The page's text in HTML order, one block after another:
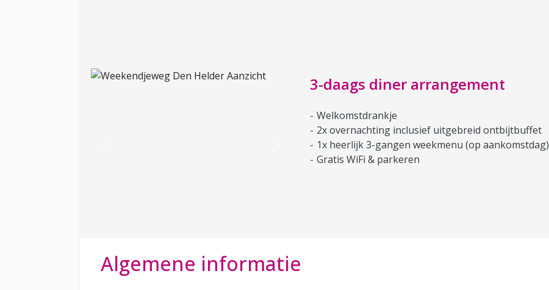
3-daags diner arrangement
Welkomstdrankje
2x overnachting inclusief uitgebreid ontbijtbuffet
1x heerlijk 3-gangen weekmenu (op aankomstdag)
Gratis WiFi & parkeren
Algemene informatie